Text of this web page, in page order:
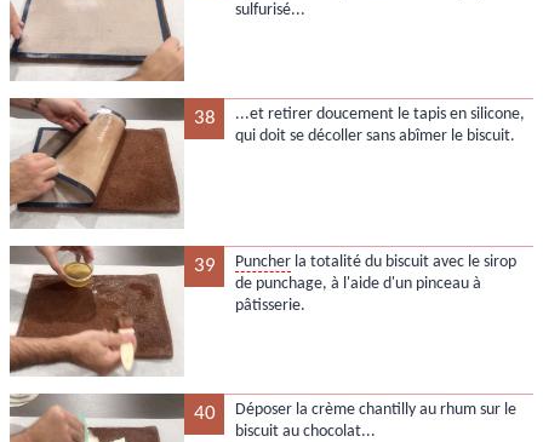
sulfurisé...
38
...et retirer doucement le tapis en silicone,
qui doit se décoller sans abîmer le biscuit.
39 Puncherla totalité du biscuit avec le sirop
de punchage, à l'aide d'un pinceau à
pâtisserie.
40
Déposer la crème chantilly au rhum sur le
biscuit au chocolat...